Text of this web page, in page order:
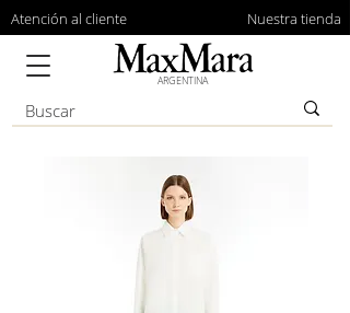
Atención al cliente Nuestra tienda
ARGENTINA